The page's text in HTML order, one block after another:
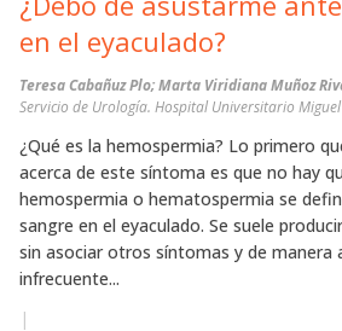
en el eyaculado?
Teresa Cabañuz Plo; Marta Viridiana Muñoz
Servicio de Urología. Hospital Universitario
¿Qué es la hemospermia? Lo primero
acerca de este síntoma es que no hay
hemospermia o hematospermia se
sangre en el eyaculado. Se suele
sin asociar otros síntomas y de manera
infrecuente...
|